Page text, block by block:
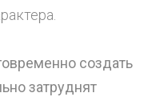
создать
затруднят